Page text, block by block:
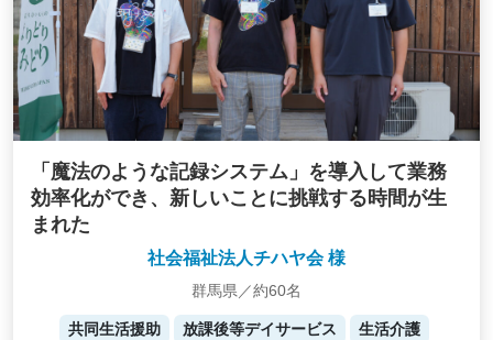
「魔法のような記録システム」を導入して業務
効率化ができ、新しいことに挑戦する時間が生
まれた
社会福祉法人チハヤ会 様
群馬県／約60名
共同生活援助 放課後等デイサービス
生活介護